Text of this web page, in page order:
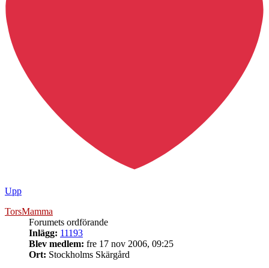
Upp
TorsMamma
Forumets ordförande
Inlägg: 11193
Blev medlem: fre 17 nov 2006, 09:25
Ort: Stockholms Skärgård